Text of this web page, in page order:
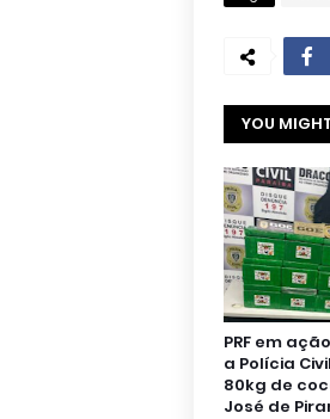
YOU
PRF em
a Polícia
80kg de
José de